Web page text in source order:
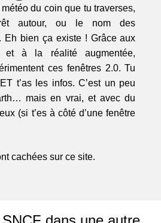
du coin que tu traverses,
autour, ou le nom des
Eh bien ça existe ! Grâce aux
et à la réalité augmentée,
ces fenêtres 2.0. Tu
t’as les infos. C’est un peu
mais en vrai, et avec du
(si t’es à côté d’une fenêtre
cachées sur ce site.